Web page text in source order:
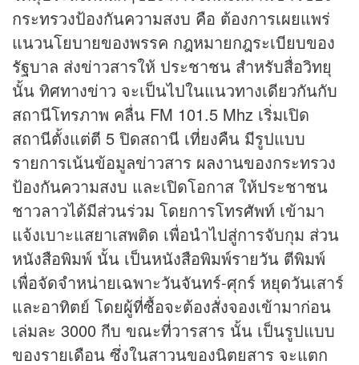
กระทรวงป้องกันความสงบ คือ ต้องการเผยแพร่
แนวนโยบายของพรรค กฎหมายกฎระเบียบของ
รัฐบาล ส่งข่าวสารให้ ประชาชน สำหรับสื่อวิทยุ
นั้น ทิศทางข่าว จะเป็นไปในแนวทางเดียวกันกับ
สถานีโทรภาพ คลื่น FM 101.5 Mhz เริ่มเปิด
สถานีตั้งแต่ตี 5 ปิดสถานี เที่ยงคืน มีรูปแบบ
รายการเน้นข้อมูลข่าวสาร ผลงานของกระทรวง
ป้องกันความสงบ และเปิดโอกาส ให้ประชาชน
ชาวลาวได้มีส่วนร่วม โดยการโทรศัพท์ เข้ามา
แจ้งเบาะแสยาเสพติด เพื่อนำไปสู่การจับกุม ส่วน
หนังสือพิมพ์ นั้น เป็นหนังสือพิมพ์รายวัน ตีพิมพ์
เพื่อจัดจำหน่ายเฉพาะวันจันทร์-ศุกร์ หยุดวันเสาร์
และอาทิตย์ โดยผู้ที่ซื้อจะต้องสั่งจองเข้ามาก่อน
เล่มละ 3000 กีบ ขณะที่วารสาร นั้น เป็นรูปแบบ
ของรายเดือน ซึ่งในสาวนของนิตยสาร จะแตก